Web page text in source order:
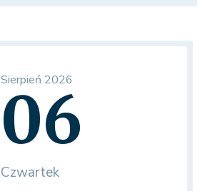
Sierpień 2026
06
Czwartek